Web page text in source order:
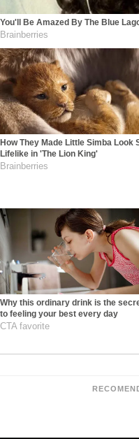
You'll Be Amazed By The Blue
Brainberries
How They Made Little Simba Look
Lifelike in 'The Lion King'
Brainberries
Why this ordinary drink is the
to feeling your best every day
CTA favorite